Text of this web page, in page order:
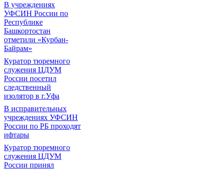
В учреждениях
УФСИН России по
Республике
Башкортостан
отметили «Курбан-
Байрам»
Куратор тюремного
служения ЦДУМ
России посетил
следственный
изолятор в г.Уфа
В исправительных
учреждениях УФСИН
России по РБ проходят
ифтары
Куратор тюремного
служения ЦДУМ
России принял